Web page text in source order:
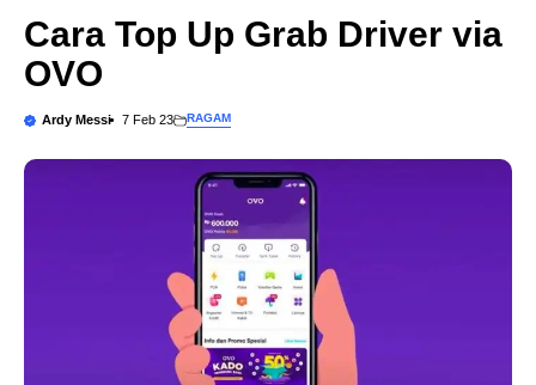
Cara Top Up Grab Driver via
OVO
Ardy Messi 7 Feb 23 RAGAM